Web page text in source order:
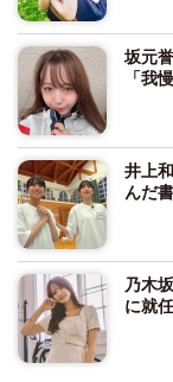
坂元
「我
井上
んだ
乃木
に就任